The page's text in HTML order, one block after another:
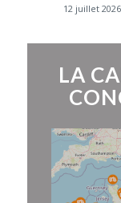
12 juillet
LA